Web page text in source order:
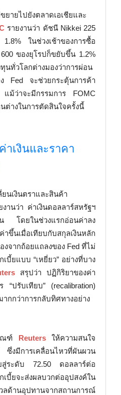
ายไปยังตลาดเอเชียและ
รายงานว่า ดัชนี Nikkei 225
ในช่วงเช้าของการซื้อ
ของยุโรปก็ขยับขึ้น 1.2%
นทั่วโลกต่างมองว่าการผ่อน
ง Fed จะช่วยกระตุ้นการค้า
แม้ว่าจะมีกรรมการ FOMC
ต่างในการตัดสินใจครั้งนี้
าเงินและราคา
นเงินตราและสินค้า
งานว่า ค่าเงินดอลลาร์สหรัฐฯ
น โดยในช่วงแรกอ่อนค่าลง
ขึ้นเมื่อเทียบกับสกุลเงินหลัก
งจากถ้อยแถลงของ Fed ที่ไม่
ยแบบ “เหยี่ยว” อย่างที่บาง
สรุปว่า ปฏิกิริยาของค่า
“ปรับเทียบ” (recalibration)
กกว่าการกลับทิศทางอย่าง
ณฑ์ Reutersให้ความสนใจ
งมีการเคลื่อนไหวที่ผันผวน
สู่ระดับ 72.50 ดอลลาร์ต่อ
เบี้ยจะส่งผลบวกต่ออุปสงค์ใน
ด้านอุปทานจากสถานการณ์